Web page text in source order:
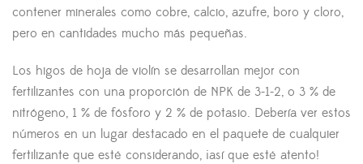
contener minerales como cobre, calcio, azufre, boro y cloro,
pero en cantidades mucho más pequeñas.
Los higos de hoja de violín se desarrollan mejor con
fertilizantes con una proporción de NPK de 3-1-2, o 3 % de
nitrógeno, 1 % de fósforo y 2 % de potasio. Debería ver estos
números en un lugar destacado en el paquete de cualquier
fertilizante que esté considerando, ¡así que esté atento!